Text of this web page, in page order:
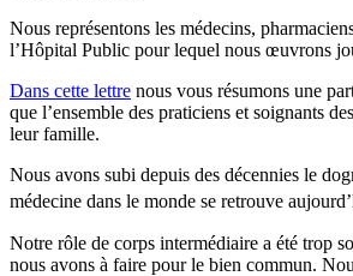
Nous représentons les médecins,
l’Hôpital Public pour lequel nous œuvrons
Dans cette lettre nous vous résumons une
que l’ensemble des praticiens et soignants
leur famille.
Nous avons subi depuis des décennies le
médecine dans le monde se retrouve
Notre rôle de corps intermédiaire a été trop
nous avons à faire pour le bien commun.